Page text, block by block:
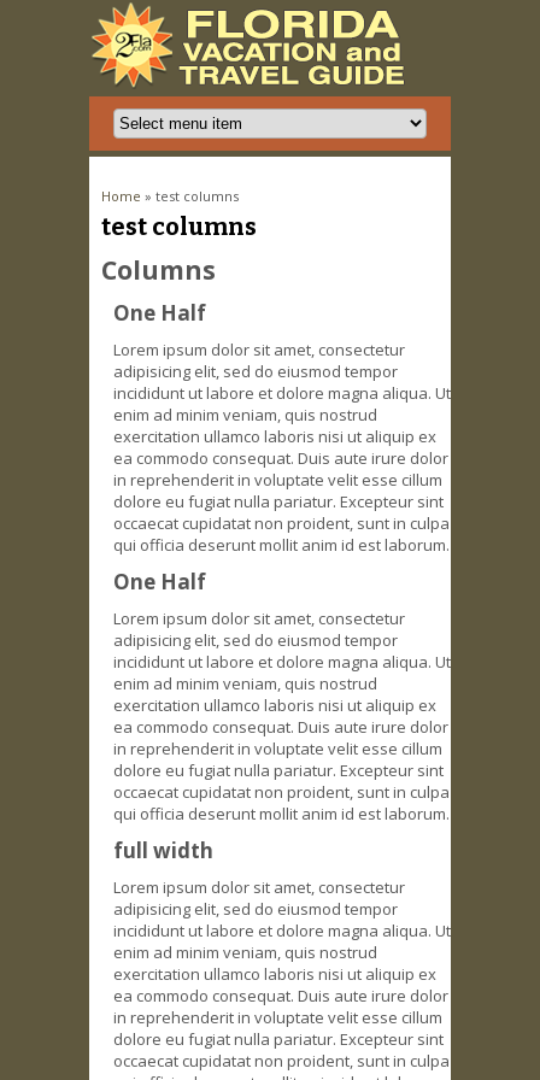
You are here
Home » test columns
test columns
Columns
One Half
Lorem ipsum dolor sit amet, consectetur
adipisicing elit, sed do eiusmod tempor
incididunt ut labore et dolore magna aliqua. Ut
enim ad minim veniam, quis nostrud
exercitation ullamco laboris nisi ut aliquip ex
ea commodo consequat. Duis aute irure dolor
in reprehenderit in voluptate velit esse cillum
dolore eu fugiat nulla pariatur. Excepteur sint
occaecat cupidatat non proident, sunt in culpa
qui officia deserunt mollit anim id est laborum.
One Half
Lorem ipsum dolor sit amet, consectetur
adipisicing elit, sed do eiusmod tempor
incididunt ut labore et dolore magna aliqua. Ut
enim ad minim veniam, quis nostrud
exercitation ullamco laboris nisi ut aliquip ex
ea commodo consequat. Duis aute irure dolor
in reprehenderit in voluptate velit esse cillum
dolore eu fugiat nulla pariatur. Excepteur sint
occaecat cupidatatnon proident, sunt in culpa
qui officia deserunt mollit anim id est laborum.
full width
Lorem ipsum dolor sit amet, consectetur
adipisicing elit, sed do eiusmod tempor
incididunt ut labore et dolore magna aliqua. Ut
enim ad minim veniam, quis nostrud
exercitation ullamco laboris nisi ut aliquip ex
ea commodo consequat. Duis aute irure dolor
in reprehenderit in voluptate velit esse cillum
dolore eu fugiat nulla pariatur. Excepteur sint
occaecat cupidatatnon proident, sunt in culpa